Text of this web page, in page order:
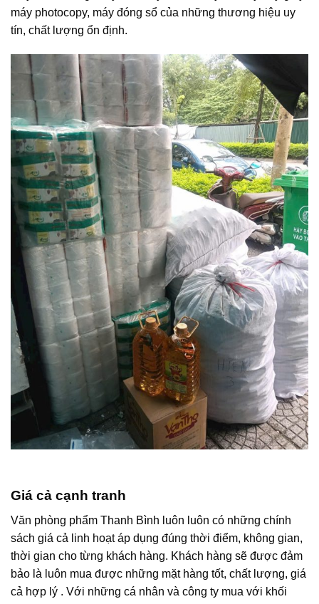
máy photocopy, máy đóng sổ của những thương hiệu uy
tín, chất lượng ổn định.
Giá cả cạnh tranh
Văn phòng phẩm Thanh Bình luôn luôn có những chính
sách giá cả linh hoạt áp dụng đúng thời điểm, không gian,
thời gian cho từng khách hàng. Khách hàng sẽ được đảm
bảo là luôn mua được những mặt hàng tốt, chất lượng, giá
cả hợp lý . Với những cá nhân và công ty mua với khối